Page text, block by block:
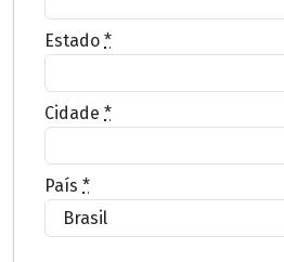
Estado *
Cidade *
País *